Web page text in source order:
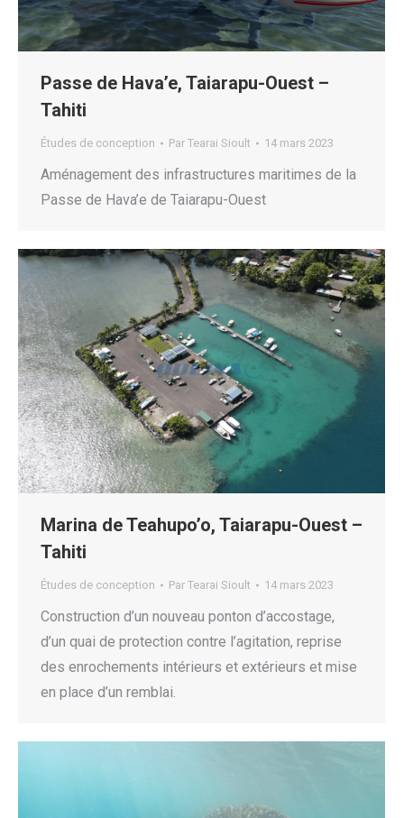
Passe de Hava’e, Taiarapu-Ouest –
Tahiti
Études de conception Par Tearai Sioult 14 mars 2023
Aménagement des infrastructures maritimes de la
Passe de Hava’e de Taiarapu-Ouest
Marina de Teahupo’o, Taiarapu-Ouest –
Tahiti
Études de conception Par Tearai Sioult 14 mars 2023
Construction d’un nouveau ponton d’accostage,
d’un quai de protection contre l’agitation, reprise
des enrochements intérieurs et extérieurs et mise
en place d’un remblai.